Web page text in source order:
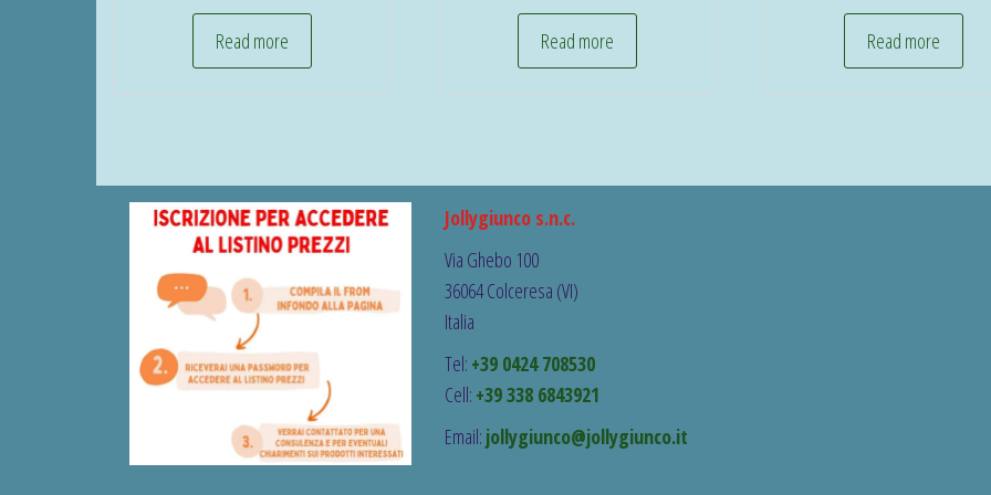
Read more Read more Read more
Jollygiunco s.n.c.
Via Ghebo 100
36064 Colceresa (VI)
Italia
Tel: +39 0424 708530
Cell: +39 338 6843921
Email: jollygiunco@jollygiunco.it